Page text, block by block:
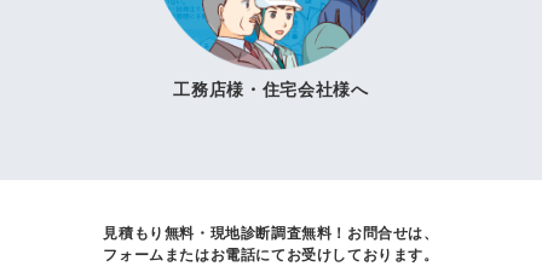
工務店様・住宅会社様へ
見積もり無料・現地診断調査無料！ お問合せは、
フォームまたはお電話にてお受けしております。